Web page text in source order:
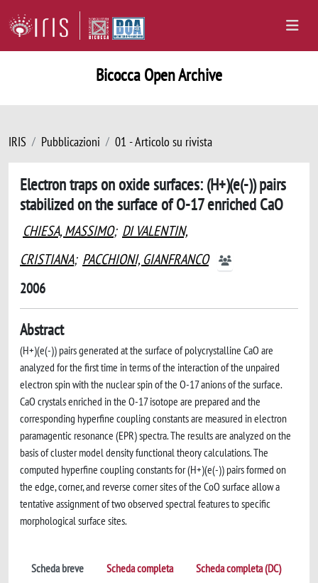
Bicocca Open Archive
IRIS Pubblicazioni 01 - Articolo su rivista
Electron traps on oxide surfaces: (H+)(e(-)) pairs
stabilized on the surface of O-17 enriched CaO
CHIESA, MASSIMO; DI VALENTIN,
CRISTIANA; PACCHIONI, GIANFRANCO
2006
Abstract
(H+)(e(-)) pairs generated at the surface of polycrystalline CaO are
analyzed for the first time in terms of the interaction of the unpaired
electron spin with the nuclear spin of the O-17 anions of the surface.
CaO crystals enriched in the O-17 isotope are prepared and the
corresponding hyperfine coupling constants are measured in electron
paramagentic resonance (EPR) spectra. The results are analyzed on the
basis of cluster model density functional theory calculations. The
computed hyperfine coupling constants for (H+)(e(-)) pairs formed on
the edge, corner, and reverse corner sites of the CoO surface allow a
tentative assignment of two observed spectral features to specific
morphological surface sites.
Scheda breve Scheda completa Scheda completa (DC)